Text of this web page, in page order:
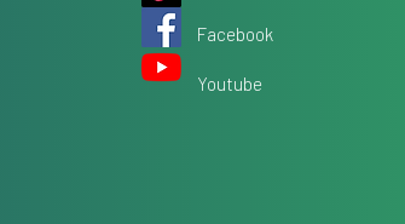
Facebook
Youtube